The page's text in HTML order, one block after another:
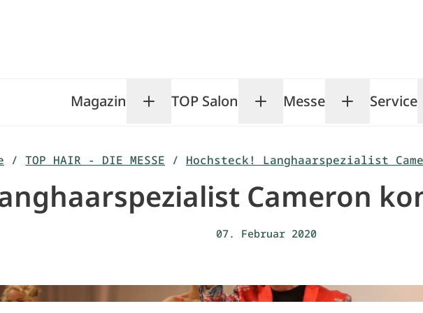
Magazin Toggle Magazin submenu
TOP Salon Toggle TOP Salon
Messe ToggleService
/ TOP HAIR - DIE MESSE / Hochsteck! Langhaarspezialist
Cameron
07. Februar 2020